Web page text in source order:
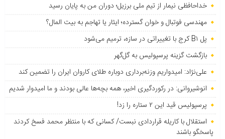
خداحافظی نیمار از تیم ملی برزیل؛ دوران من به پایان رسید
مهندسی فوتبال و خوان گسترده؛ ایثار یا تهاجم به بیت المال؟
پل B۱ کرج با تغییراتی در سازه، ترمیم می‌شود
بازگشت گزینه پرسپولیس به ‌گل‌گهر
علی‌نژاد: امیدواریم وزنه‌برداری دوباره طلای کاروان ایران را تضمین کند
انوشیروانی: در رکوردگیری اخیر، همه بچه‌ها عالی بودند و ما امیدوار شدیم
پرسپولیس قید این ۲ ستاره را زد!
استقلال با کاریله قراردادی نبست/ کسانی که با منتظر محمد فسخ کردند
پاسخگو باشند